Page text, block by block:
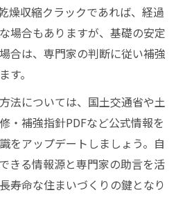
燥収縮クラックであれば、経過
場合もありますが、基礎の安定
合は、専門家の判断に従い補強
す。
法については、国土交通省や土
・補強指針PDFなど公式情報を
をアップデートしましょう。自
きる情報源と専門家の助言を活
寿命な住まいづくりの鍵となり